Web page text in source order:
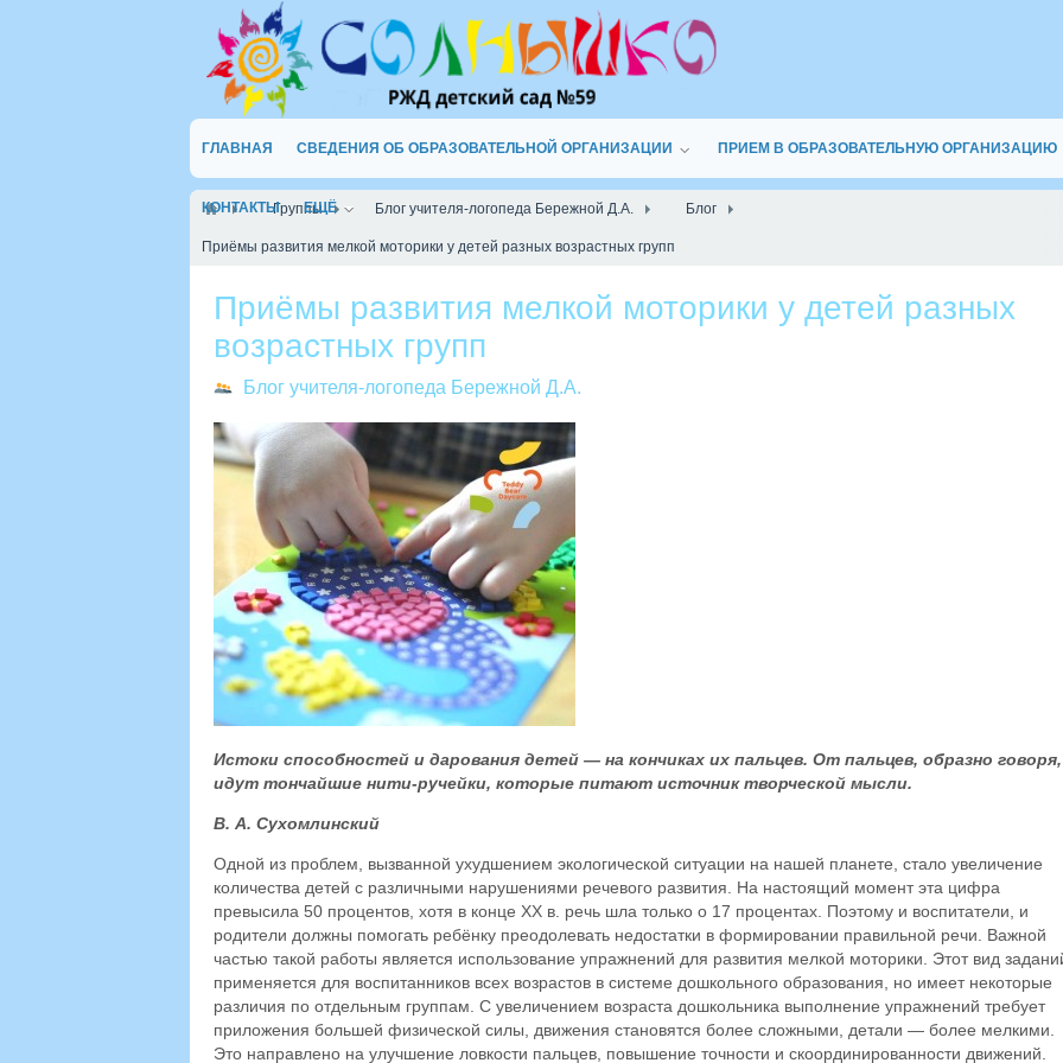
ГЛАВНАЯ СВЕДЕНИЯ ОБ ОБРАЗОВАТЕЛЬНОЙ ОРГАНИЗАЦИИ ПРИЕМ В ОБРАЗОВАТЕЛЬНУЮ ОРГАНИЗАЦИЮ
КОНТАКТЫ ЕЩЁ
Группы Блог учителя-логопеда Бережной Д.А. Блог
Приёмы развития мелкой моторики у детей разных возрастных групп
Приёмы развития мелкой моторики у детей разных
возрастных групп
Блог учителя-логопеда Бережной Д.А.
Истоки способностей и дарования детей — на кончиках их пальцев. От пальцев, образно говоря,
идут тончайшие нити-ручейки, которые питают источник творческой мысли.
В. А. Сухомлинский
Одной из проблем, вызванной ухудшением экологической ситуации на нашей планете, стало увеличение
количества детей с различными нарушениями речевого развития. На настоящий момент эта цифра
превысила 50 процентов, хотя в конце ХХ в. речь шла только о 17 процентах. Поэтому и воспитатели, и
родители должны помогать ребёнку преодолевать недостатки в формировании правильной речи. Важной
частью такой работы является использование упражнений для развития мелкой моторики. Этот вид
применяется для воспитанников всех возрастов в системе дошкольного образования, но имеет некоторые
различия по отдельным группам. С увеличением возраста дошкольника выполнение упражнений требует
приложения большей физической силы, движения становятся более сложными, детали — более мелкими.
Это направлено на улучшение ловкости пальцев, повышение точности и скоординированности движений.